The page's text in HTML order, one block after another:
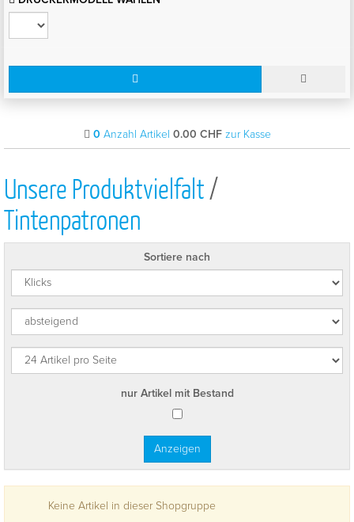
0 Anzahl Artikel 0.00 CHF zur Kasse
Unsere Produktvielfalt/
Tintenpatronen
Sortiere nach
nur Artikel mit Bestand
Keine Artikel in dieser Shopgruppe